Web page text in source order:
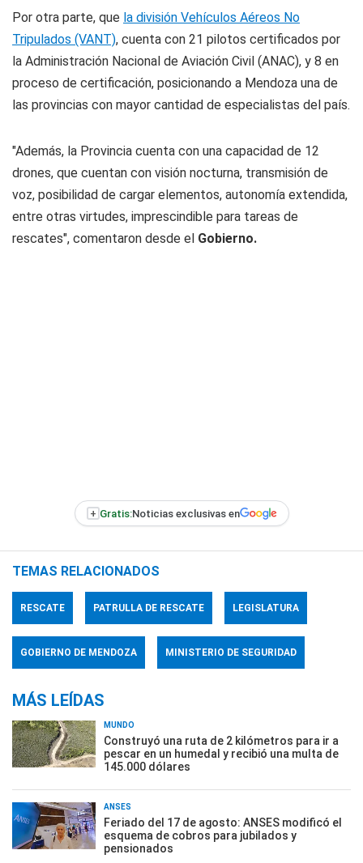
Por otra parte, que la división Vehículos Aéreos No
Tripulados (VANT), cuenta con 21 pilotos certificados por
la Administración Nacional de Aviación Civil (ANAC), y 8 en
proceso de certificación, posicionando a Mendoza una de
las provincias con mayor cantidad de especialistas del país.
"Además, la Provincia cuenta con una capacidad de 12
drones, que cuentan con visión nocturna, transmisión de
voz, posibilidad de cargar elementos, autonomía extendida,
entre otras virtudes, imprescindible para tareas de
rescates", comentaron desde el Gobierno.
+ Gratis:Noticias exclusivas en
TEMAS RELACIONADOS
RESCATE PATRULLA DE RESCATE LEGISLATURA
GOBIERNO DE MENDOZA MINISTERIO DE SEGURIDAD
MÁS LEÍDAS
MUNDO
Construyó una ruta de 2 kilómetros para ir a
pescar en un humedal y recibió una multa de
145.000 dólares
ANSES
Feriado del 17 de agosto: ANSES modificó el
esquema de cobros para jubilados y
pensionados